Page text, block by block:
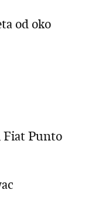
od oko
Punto